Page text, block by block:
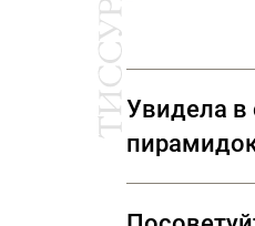
Увидела в